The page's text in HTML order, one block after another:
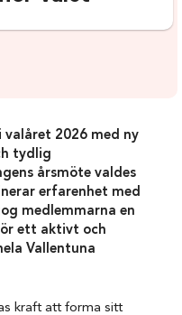
valåret 2026 med ny
tydlig
årsmöte valdes
erfarenhet med
medlemmarna en
ett aktivt och
Vallentuna
kraft att forma sitt